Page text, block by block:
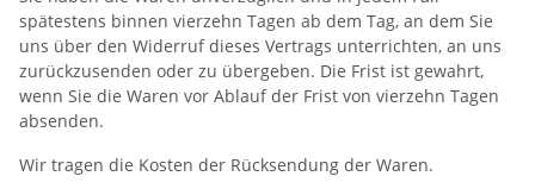
spätestens binnen vierzehn Tagen ab dem Tag, an dem Sie
uns über den Widerruf dieses Vertrags unterrichten, an uns
zurückzusenden oder zu übergeben. Die Frist ist gewahrt,
wenn Sie die Waren vor Ablauf der Frist von vierzehn Tagen
absenden.
Wir tragen die Kosten der Rücksendung der Waren.